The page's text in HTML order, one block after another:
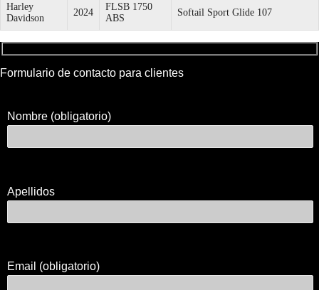
Harley
Davidson
2024
FLSB 1750
ABS
Softail Sport Glide 107
Formulario de contacto para clientes
Nombre (obligatorio)
Apellidos
Email (obligatorio)